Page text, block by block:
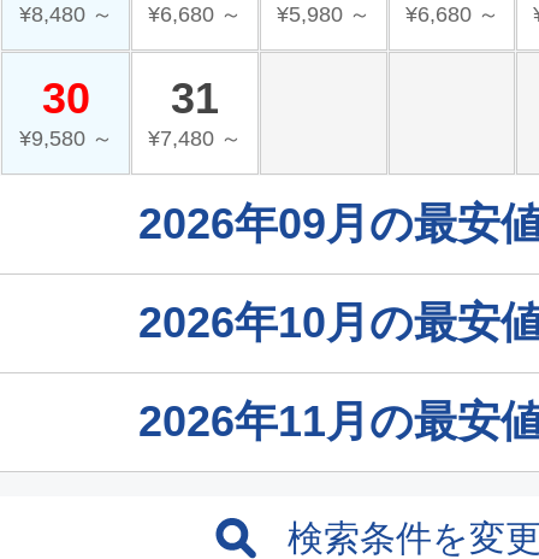
¥8,480 ～ ¥6,680 ～ ¥5,980 ～ ¥6,680 ～
30
¥9,580 ～
31
¥7,480 ～
2026年09月の最安
2026年10月の最安
2026年11月の最安
検索条件を変